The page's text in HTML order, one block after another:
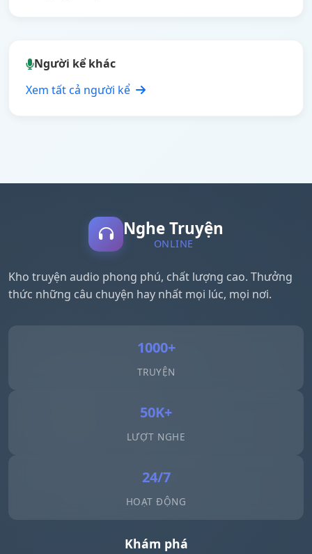
Người kể khác
Xem tất cả người kể
Nghe Truyện
ONLINE
Kho truyện audio phong phú, chất lượng cao. Thưởng
thức những câu chuyện hay nhất mọi lúc, mọi nơi.
1000+
TRUYỆN
50K+
LƯỢT NGHE
24/7
HOẠT ĐỘNG
Khám phá